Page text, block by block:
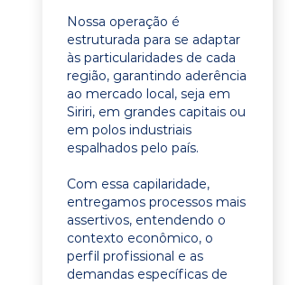
Nossa operação é
estruturada para se adaptar
às particularidades de cada
região, garantindo aderência
ao mercado local, seja em
Siriri, em grandes capitais ou
em polos industriais
espalhados pelo país.
Com essa capilaridade,
entregamos processos mais
assertivos, entendendo o
contexto econômico, o
perfil profissional e as
demandas específicas de